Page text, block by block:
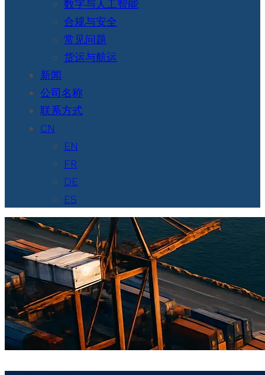
数字与人工智能
合规与安全
常见问题
货运与航运
新闻
公司名称
联系方式
CN
EN
FR
DE
ES